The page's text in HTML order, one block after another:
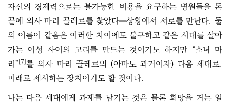
자신의 경제력으로는 불가능한 비용을 요구하는 병원들을 돈
끝에 의사 마리 끌레르를 찾았다―상황에서 서로를 만난다. 둘
의 이름이 같음은 이러한 차이에도 불구하고 같은 시대를 살아
가는 여성 사이의 고리를 만드는 것이기도 하지만 “소녀 마
리”[7]를 의사 마리 끌레르의 (아마도 과거이자) 다음 세대로,
미래로 제시하는 장치이기도 할 것이다.
나는 다음 세대에게 과제를 남기는 것은 물론 희망을 거는 일